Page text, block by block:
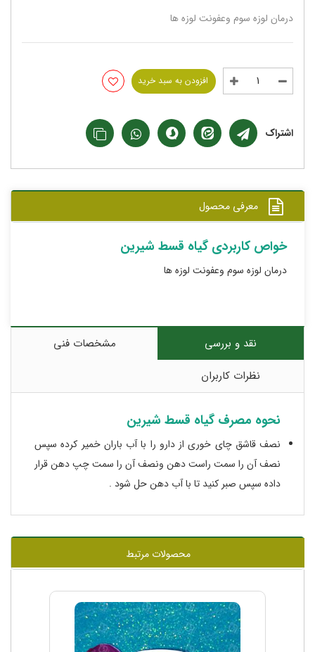
درمان لوزه سوم وعفونت لوزه ها
افزودن به سبد خرید
اشتراک
معرفی محصول
خواص کاربردی گیاه قسط شیرین
درمان لوزه سوم وعفونت لوزه ها
نقد و بررسی
مشخصات فنی
نظرات کاربران
نحوه مصرف گیاه قسط شیرین
نصف قاشق چای خوری از دارو را با آب باران خمیر کرده سپس
نصف آن را سمت راست دهن ونصف آن را سمت چپ دهن قرار
داده سپس صبر کنید تا با آب دهن حل شود .
محصولات مرتبط